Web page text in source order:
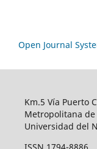
Open Journal
Km.5 Vía Puerto
Metropolitana
Universidad del